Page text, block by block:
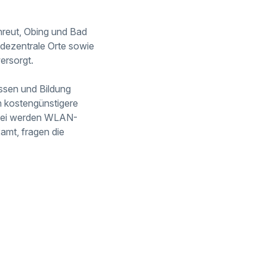
Obing und Bad
Orte sowie
und Bildung
kostengünstigere
werden WLAN-
fragen die